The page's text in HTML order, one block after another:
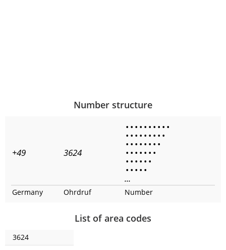
Number structure
+49 3624
• • • • • • • • • •
• • • • • • • • •
• • • • • • • •
• • • • • • •
• • • • • •
• • • • •
...
Germany Ohrdruf Number
List of area codes
3624